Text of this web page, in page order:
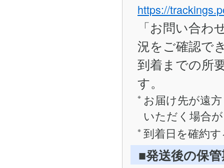
https://
「お問い合
況をご確認で
到着までの所
す。
お届け先が遠
いただく場合
到着日を確約
■発送後の保